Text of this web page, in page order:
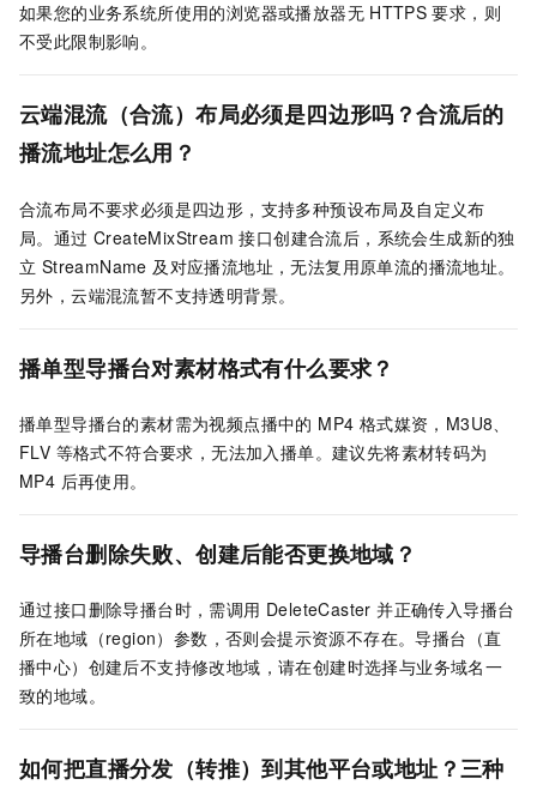
如果您的业务系统所使用的浏览器或播放器无 HTTPS 要求，则
不受此限制影响。
云端混流（合流）布局必须是四边形吗？合流后的
播流地址怎么用？
合流布局不要求必须是四边形，支持多种预设布局及自定义布
局。通过 CreateMixStream 接口创建合流后，系统会生成新的独
立 StreamName 及对应播流地址，无法复用原单流的播流地址。
另外，云端混流暂不支持透明背景。
播单型导播台对素材格式有什么要求？
播单型导播台的素材需为视频点播中的 MP4 格式媒资，M3U8、
FLV 等格式不符合要求，无法加入播单。建议先将素材转码为
MP4 后再使用。
导播台删除失败、创建后能否更换地域？
通过接口删除导播台时，需调用 DeleteCaster 并正确传入导播台
所在地域（region）参数，否则会提示资源不存在。导播台（直
播中心）创建后不支持修改地域，请在创建时选择与业务域名一
致的地域。
如何把直播分发（转推）到其他平台或地址？三种